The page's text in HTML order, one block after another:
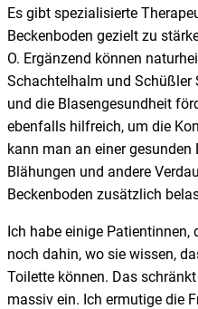
Es gibt spezialisierte
Beckenboden gezielt zu
O. Ergänzend können
Schachtelhalm und Schüßler
und die Blasengesundheit
ebenfalls hilfreich, um die
kann man an einer
Blähungen und andere
Beckenboden zusätzlich
Ich habe einige Patientinnen,
noch dahin, wo sie wissen,
Toilette können. Das
massiv ein. Ich ermutige die